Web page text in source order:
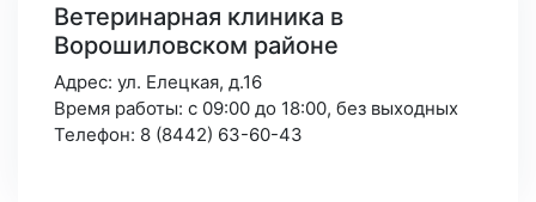
Ветеринарная клиника в
Ворошиловском районе
Адрес: ул. Елецкая, д.16
Время работы: с 09:00 до 18:00, без выходных
Телефон: 8 (8442) 63-60-43